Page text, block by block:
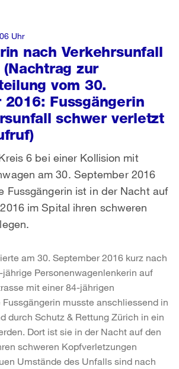
nach Verkehrsunfall
zur
vom 30.
2016: Fussgängerin
schwer verletzt
6 bei einer Kollision mit
am 30. September 2016
Fussgängerin ist in der Nacht auf
im Spital ihren schweren
Uhr
am 30. September 2016 kurz nach
Personenwagenlenkerin auf
mit einer 84-jährigen
Fussgängerin musste anschliessend in
durch Schutz & Rettung Zürich in ein
Dort ist sie in der Nacht auf den
schweren Kopfverletzungen
Umstände des Unfalls sind nach